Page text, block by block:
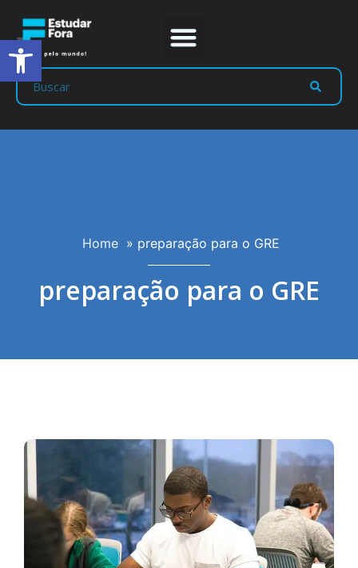
Home » preparação para o GRE
preparação para o GRE
Abrir a barra de ferramentas